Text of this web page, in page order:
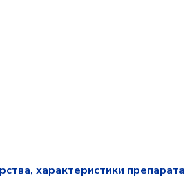
характеристики препарата